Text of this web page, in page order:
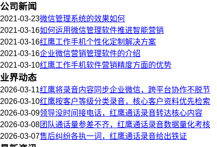
公司新闻
2021-03-23微信管理系统的效果如何
2021-03-16如何运用微信管理软件推进智能营销
2021-03-16红鹰工作手机个性化定制解决方案
2021-03-16企业微信营销管理软件的介绍
2021-03-10红鹰工作手机软件营销精度方面的优势
业界动态
2026-03-11红鹰将录音内容同步企业微信，跨平台协作不脱节
2026-03-10红鹰按客户等级分类录音，核心客户资料优先检索
2026-03-09领导没时间接电话，红鹰通话录音转达核心内容
2026-03-08团队通话量参差不齐，红鹰通话录音数据量化考核
2026-03-07售后纠纷各执一词，红鹰通话录音给出铁证